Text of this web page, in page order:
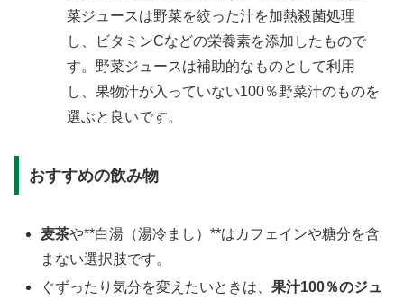
菜ジュースは野菜を絞った汁を加熱殺菌処理
し、ビタミンCなどの栄養素を添加したもので
す。野菜ジュースは補助的なものとして利用
し、果物汁が入っていない100％野菜汁のものを
選ぶと良いです。
おすすめの飲み物
麦茶や**白湯（湯冷まし）**はカフェインや糖分を含
まない選択肢です。
ぐずったり気分を変えたいときは、果汁100％のジュ